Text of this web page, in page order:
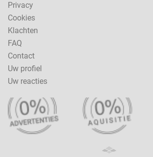
Privacy
Cookies
Klachten
FAQ
Contact
Uw profiel
Uw reacties